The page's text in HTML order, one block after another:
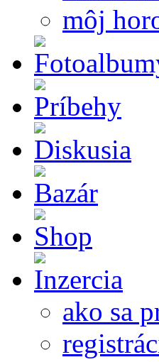
môj
ako sa